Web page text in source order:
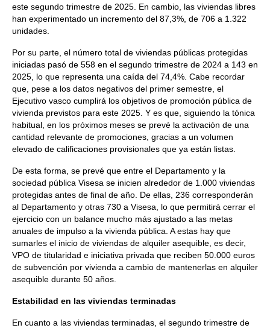
este segundo trimestre de 2025. En cambio, las viviendas libres
han experimentado un incremento del 87,3%, de 706 a 1.322
unidades.
Por su parte, el número total de viviendas públicas protegidas
iniciadas pasó de 558 en el segundo trimestre de 2024 a 143 en
2025, lo que representa una caída del 74,4%. Cabe recordar
que, pese a los datos negativos del primer semestre, el
Ejecutivo vasco cumplirá los objetivos de promoción pública de
vivienda previstos para este 2025. Y es que, siguiendo la tónica
habitual, en los próximos meses se prevé la activación de una
cantidad relevante de promociones, gracias a un volumen
elevado de calificaciones provisionales que ya están listas.
De esta forma, se prevé que entre el Departamento y la
sociedad pública Visesa se inicien alrededor de 1.000 viviendas
protegidas antes de final de año. De ellas, 236 corresponderán
al Departamento y otras 730 a Visesa, lo que permitirá cerrar el
ejercicio con un balance mucho más ajustado a las metas
anuales de impulso a la vivienda pública. A estas hay que
sumarles el inicio de viviendas de alquiler asequible, es decir,
VPO de titularidad e iniciativa privada que reciben 50.000 euros
de subvención por vivienda a cambio de mantenerlas en alquiler
asequible durante 50 años.
Estabilidad en las viviendas terminadas
En cuanto a las viviendas terminadas, el segundo trimestre de